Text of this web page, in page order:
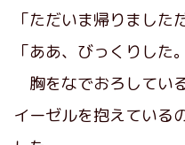
「ただいま帰りました
「ああ、びっくりした
胸をなでおろしてい
イーゼルを抱えている